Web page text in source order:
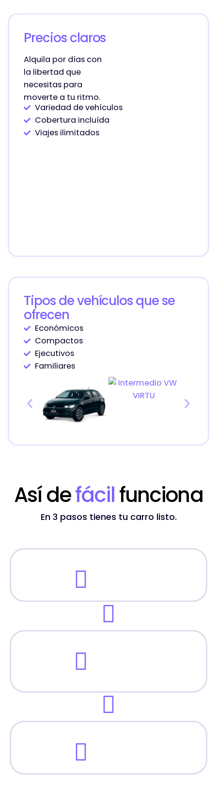
Precios claros
Alquila por días con
la libertad que
necesitas para
moverte a tu ritmo.
Variedad de vehículos
Cobertura incluída
Viajes ilimitados
Tipos de vehículos que se
ofrecen
Económicos
Compactos
Ejecutivos
Familiares
Así defácilfunciona
En 3 pasos tienes tu carro listo.